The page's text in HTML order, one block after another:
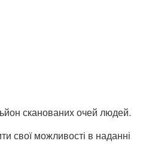
сканованих очей людей.
свої можливості в наданні